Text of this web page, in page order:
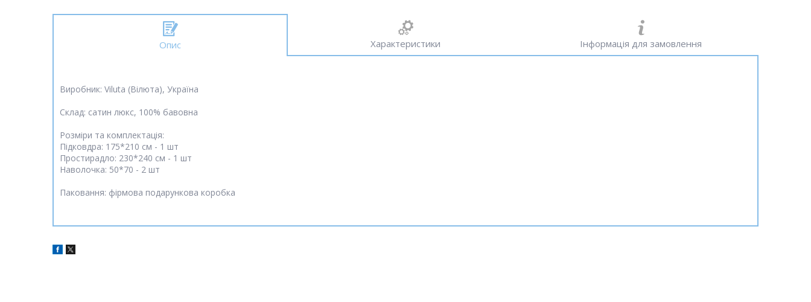
Опис Характеристики Інформація для замовлення
Виробник: Viluta (Вілюта), Україна
Склад: сатин люкс, 100% бавовна
Розміри та комплектація:
Підковдра: 175*210 см - 1 шт
Простирадло: 230*240 см - 1 шт
Наволочка: 50*70 - 2 шт
Паковання: фірмова подарункова коробка